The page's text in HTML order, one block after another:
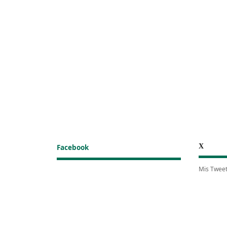
Facebook X
Mis